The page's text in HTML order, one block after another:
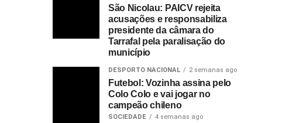
São Nicolau: PAICV rejeita
acusações e responsabiliza
presidente da câmara do
Tarrafal pela paralisação do
município
DESPORTO NACIONAL 2 semanas ago
Futebol: Vozinha assina pelo
Colo Colo e vai jogar no
campeão chileno
SOCIEDADE 4 semanas ago